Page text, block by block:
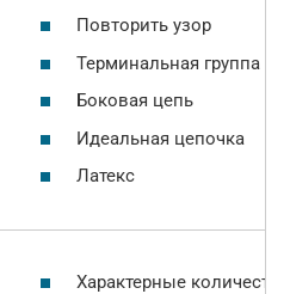
Повторить узор
Терминальная группа
Боковая цепь
Идеальная цепочка
Латекс
Характерные количества